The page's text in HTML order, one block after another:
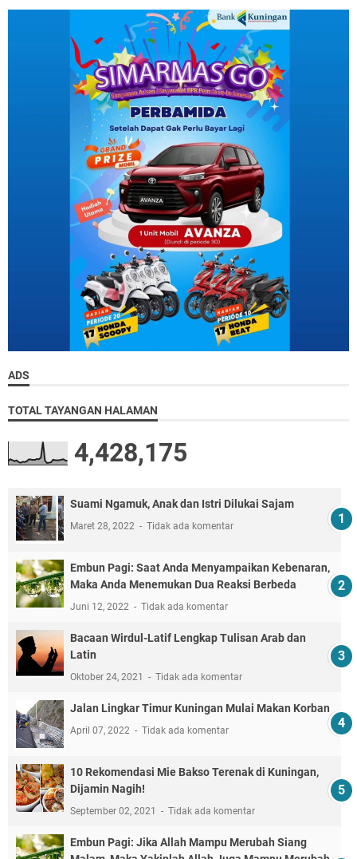
ADS
TOTAL TAYANGAN HALAMAN
4,428,175
Suami Ngamuk, Anak dan Istri Dilukai Sajam
Maret 28, 2022 Tidak ada komentar
Embun Pagi: Saat Anda Menyampaikan Kebenaran,
Maka Anda Menemukan Dua Reaksi Berbeda
Juni 12, 2022 Tidak ada komentar
Bacaan Wirdul-Latif Lengkap Tulisan Arab dan
Latin
Oktober 24, 2021 Tidak ada komentar
Jalan Lingkar Timur Kuningan Mulai Makan Korban
April 07, 2022 Tidak ada komentar
10 Rekomendasi Mie Bakso Terenak di Kuningan,
Dijamin Nagih!
September 02, 2021 Tidak ada komentar
Embun Pagi: Jika Allah Mampu Merubah Siang